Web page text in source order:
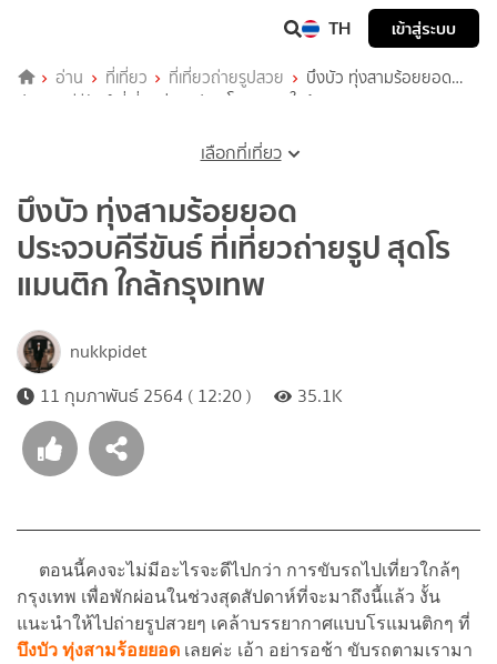
TH เข้าสู่ระบบ
อ่าน ที่เที่ยว ที่เที่ยวถ่ายรูปสวย
บึงบัว ทุ่งสามร้อยยอด
ประจวบคีรีขันธ์ ที่เที่ยวถ่ายรูป สุดโรแมนติก ใกล้กรุงเทพ
เลือกที่เที่ยว
บึงบัว ทุ่งสามร้อยยอด
ประจวบคีรีขันธ์ ที่เที่ยวถ่ายรูป สุดโร
แมนติก ใกล้กรุงเทพ
nukkpidet
11 กุมภาพันธ์ 2564 ( 12:20 )
35.1K
ตอนนี้คงจะไม่มีอะไรจะดีไปกว่า การขับรถไปเที่ยวใกล้ๆ
กรุงเทพ เพื่อพักผ่อนในช่วงสุดสัปดาห์ที่จะมาถึงนี้แล้ว งั้น
แนะนำให้ไปถ่ายรูปสวยๆ เคล้าบรรยากาศแบบโรแมนติกๆ ที่
บึงบัว ทุ่งสามร้อยยอด เลยค่ะ เอ้า อย่ารอช้า ขับรถตามเรามา